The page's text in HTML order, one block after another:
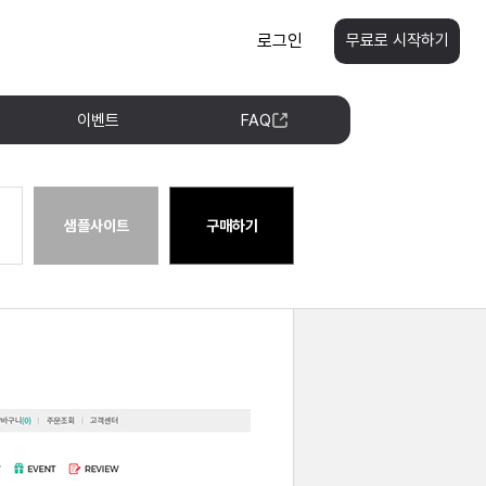
로그인
이벤트 FAQ
무료로 시작하기
샘플사이트 구매하기